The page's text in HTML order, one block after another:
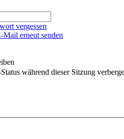
vergessen
erneut senden
während dieser Sitzung